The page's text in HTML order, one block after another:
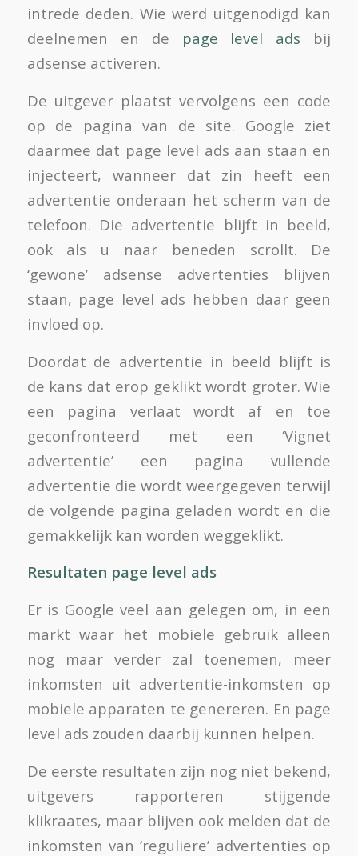
intrede deden. Wie werd uitgenodigd kan
deelnemen en de page level ads bij
adsense activeren.
De uitgever plaatst vervolgens een code
op de pagina van de site. Google ziet
daarmee dat page level ads aan staan en
injecteert, wanneer dat zin heeft een
advertentie onderaan het scherm van de
telefoon. Die advertentie blijft in beeld,
ook als u naar beneden scrollt. De
‘gewone’ adsense advertenties blijven
staan, page level ads hebben daar geen
invloed op.
Doordat de advertentie in beeld blijft is
de kans dat erop geklikt wordt groter. Wie
een pagina verlaat wordt af en toe
geconfronteerd met een ‘Vignet
advertentie’ een pagina vullende
advertentie die wordt weergegeven terwijl
de volgende pagina geladen wordt en die
gemakkelijk kan worden weggeklikt.
Resultaten page level ads
Er is Google veel aan gelegen om, in een
markt waar het mobiele gebruik alleen
nog maar verder zal toenemen, meer
inkomsten uit advertentie-inkomsten op
mobiele apparaten te genereren. En page
level ads zouden daarbij kunnen helpen.
De eerste resultaten zijn nog niet bekend,
uitgevers rapporteren stijgende
klikraates, maar blijven ook melden dat de
inkomsten van ‘reguliere’ advertenties op